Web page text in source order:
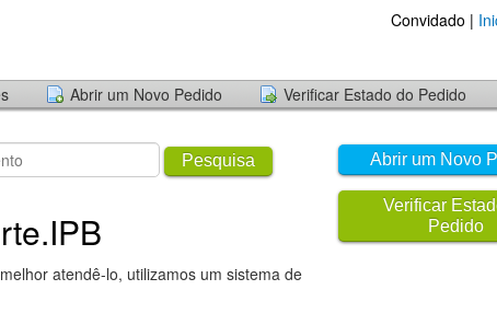
Convidado |
Abrir um Novo Pedido Verificar Estado do Pedido
Abrir um Novo
Verificar
Pedido
Pesquisa
atendê-lo, utilizamos um sistema de